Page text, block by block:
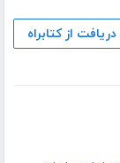
دریافت از کتابراه